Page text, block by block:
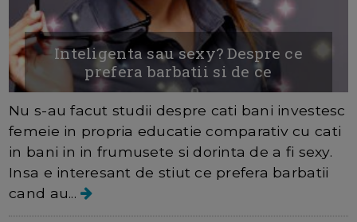
Inteligenta sau sexy? Despre ce
prefera barbatii si de ce
Nu s-au facut studii despre cati bani investesc
femeie in propria educatie comparativ cu cati
in bani in in frumusete si dorinta de a fi sexy.
Insa e interesant de stiut ce prefera barbatii
cand au...